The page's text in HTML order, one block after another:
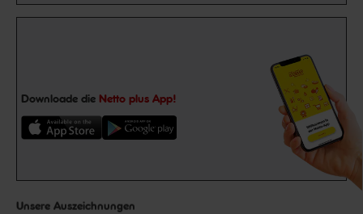
Downloade die Netto plus App!
Unsere Auszeichnungen